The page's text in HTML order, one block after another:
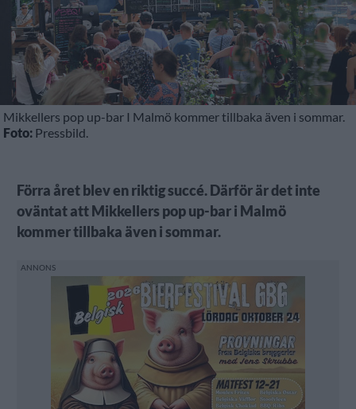
Mikkellers pop up-bar I Malmö kommer tillbaka även i sommar.
Foto: Pressbild.
Förra året blev en riktig succé. Därför är det inte
oväntat att Mikkellers pop up-bar i Malmö
kommer tillbaka även i sommar.